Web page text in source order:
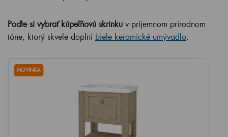
Poďte si vybrať kúpeľňovú skrinku v príjemnom prírodnom
tóne, ktorý skvele doplní biele keramické umývadlo.
NOVINKA